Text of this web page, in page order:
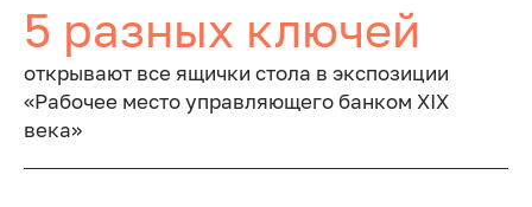
5 разных ключей
открывают все ящички стола в экспозиции
«Рабочее место управляющего банком XIX
века»